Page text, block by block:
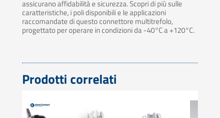
assicurano affidabilità e sicurezza. Scopri di più sulle
caratteristiche, i poli disponibili e le applicazioni
raccomandate di questo connettore multitrefolo,
progettato per operare in condizioni da -40°C a +120°C.
Prodotti correlati